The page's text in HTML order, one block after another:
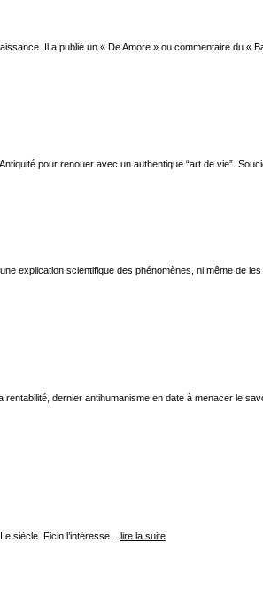
Il a publié un « De Amore » ou commentaire du «
pour renouer avec un authentique “art de vie”.
explication scientifique des phénomènes, ni même de
dernier antihumanisme en date à menacer le
siècle. Ficin l’intéresse ... lire la suite